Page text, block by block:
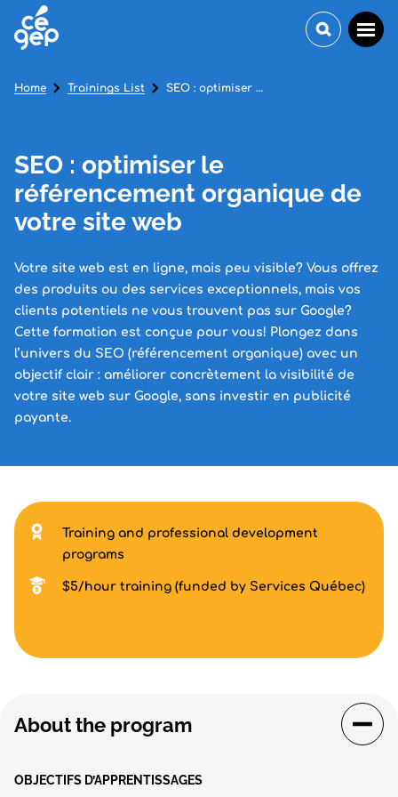
SEO : optimiser le
référencement organique de
votre site web
Votre site web est en ligne, mais peu visible? Vous offrez
des produits ou des services exceptionnels, mais vos
clients potentiels ne vous trouvent pas sur Google?
Cette formation est conçue pour vous! Plongez dans
l’univers du SEO (référencement organique) avec un
objectif clair : améliorer concrètement la visibilité de
votre site web sur Google, sans investir en publicité
payante.
Home Trainings List SEO : optimiser le référencement organique de votre site web
About the program
OBJECTIFS D’APPRENTISSAGES
Training and professional development
programs
$5/hour training (funded by Services Québec)